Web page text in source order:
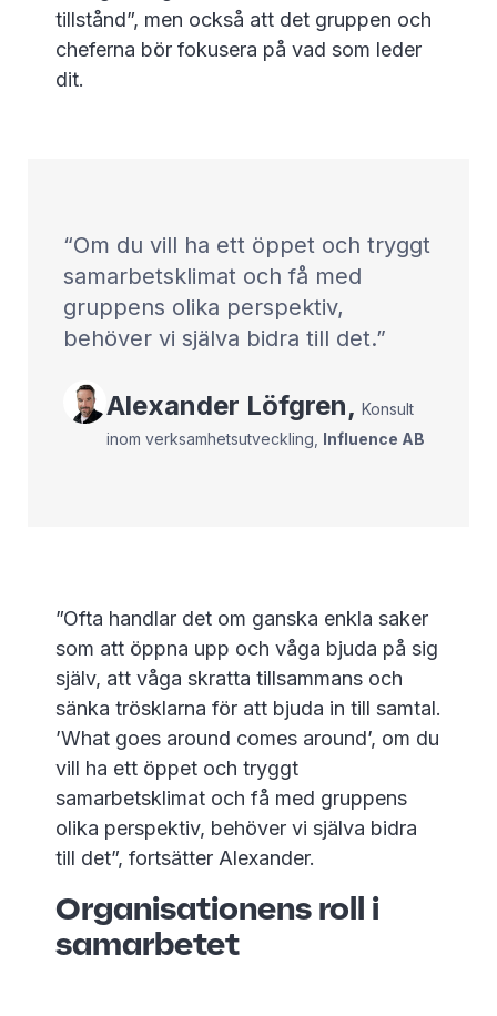
tillstånd”, men också att det gruppen och
cheferna bör fokusera på vad som leder
dit.
Om du vill ha ett öppet och tryggt
samarbetsklimat och få med
gruppens olika perspektiv,
behöver vi själva bidra till det.
Alexander Löfgren, Konsult
inom verksamhetsutveckling Influence AB
”Ofta handlar det om ganska enkla saker
som att öppna upp och våga bjuda på sig
själv, att våga skratta tillsammans och
sänka trösklarna för att bjuda in till samtal.
’What goes around comes around’, om du
vill ha ett öppet och tryggt
samarbetsklimat och få med gruppens
olika perspektiv, behöver vi själva bidra
till det”, fortsätter Alexander.
Organisationens roll i
samarbetet